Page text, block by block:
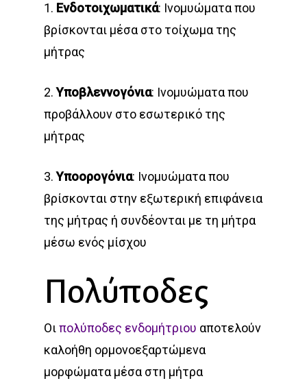
1. Ενδοτοιχωματικά: Ινομυώματα που
βρίσκονται μέσα στο τοίχωμα της
μήτρας
2.Υποβλεννογόνια: Ινομυώματα που
προβάλλουν στο εσωτερικό της
μήτρας
3.Υποορογόνια: Ινομυώματα που
βρίσκονται στην εξωτερική επιφάνεια
της μήτρας ή συνδέονται με τη μήτρα
μέσω ενός μίσχου
Πολύποδες
Οιπολύποδες ενδομήτριου αποτελούν
καλοήθη ορμονοεξαρτώμενα
μορφώματα μέσα στη μήτρα